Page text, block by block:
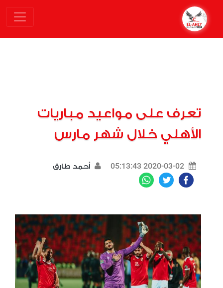
تعرف على مواعيد مباريات
الأهلي خلال شهر مارس
2020-03-02 05:13:43 أحمد طارق
Facebook
Twitter